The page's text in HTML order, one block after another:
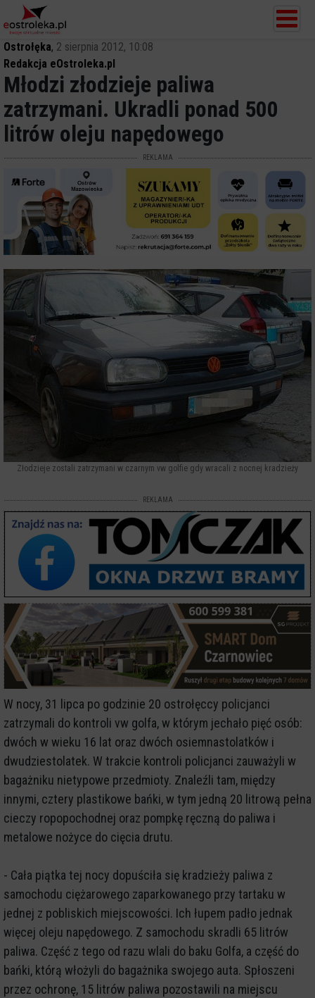
Ostrołęka, 2 sierpnia 2012, 10:08
Redakcja eOstroleka.pl
Młodzi złodzieje paliwa
zatrzymani. Ukradli ponad 500
litrów oleju napędowego
REKLAMA
Złodzieje zostali zatrzymani w czarnym vw golfie gdy wracali z nocnej kradzieży
REKLAMA
W nocy, 31 lipca po godzinie 20 ostrołęccy policjanci
zatrzymali do kontroli vw golfa, w którym jechało pięć osób:
dwóch w wieku 16 lat oraz dwóch osiemnastolatków i
dwudziestolatek. W trakcie kontroli policjanci zauważyli w
bagażniku nietypowe przedmioty. Znaleźli tam, między
innymi, cztery plastikowe bańki, w tym jedną 20 litrową pełna
cieczy ropopochodnej oraz pompkę ręczną do paliwa i
metalowe nożyce do cięcia drutu.
- Cała piątka tej nocy dopuściła się kradzieży paliwa z
samochodu ciężarowego zaparkowanego przy tartaku w
jednej z pobliskich miejscowości. Ich łupem padło jednak
więcej oleju napędowego. Z samochodu skradli 65 litrów
paliwa. Część z tego od razu wlali do baku Golfa, a część do
bańki, którą włożyli do bagażnika swojego auta. Spłoszeni
przez ochronę, 15 litrów paliwa pozostawili na miejscu